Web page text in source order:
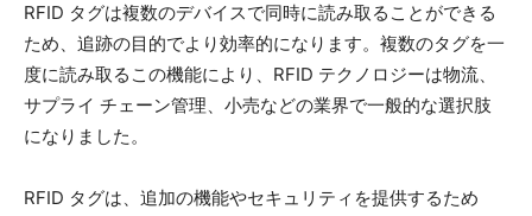
RFID タグは複数のデバイスで同時に読み取ることができる
ため、追跡の目的でより効率的になります。複数のタグを一
度に読み取るこの機能により、RFID テクノロジーは物流、
サプライ チェーン管理、小売などの業界で一般的な選択肢
になりました。
RFID タグは、追加の機能やセキュリティを提供するため